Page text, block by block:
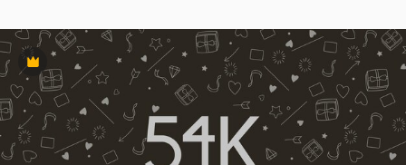
Premium